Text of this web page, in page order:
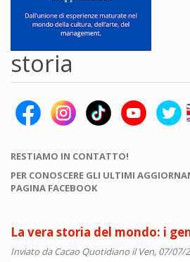
storia
RESTIAMO IN CONTATTO!
PER CONOSCERE GLI ULTIMI
PAGINA FACEBOOK
La vera storia del mondo: i
Inviato daCacao Quotidiano il Ven, 07/07/